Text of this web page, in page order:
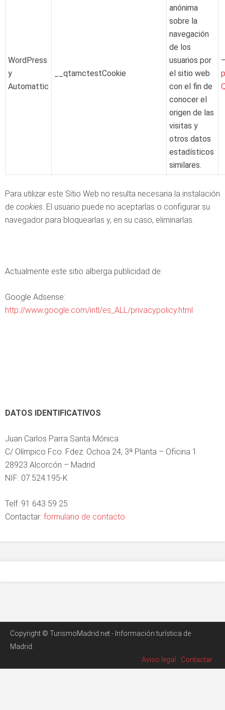
WordPress
y
Automattic
__qtamctestCookie
anónima
sobre la
navegación
de los
usuarios por
el sitio web
con el fin de
conocer el
origen de las
visitas y
otros datos
estadísticos
similares.
Para utilizar este Sitio Web no resulta necesaria la instalación
de cookies. El usuario puede no aceptarlas o configurar su
navegador para bloquearlas y, en su caso, eliminarlas.
Actualmente este sitio alberga publicidad de:
Google Adsense:
http://www.google.com/intl/es_ALL/privacypolicy.html
DATOS IDENTIFICATIVOS
Juan Carlos Parra Santa Mónica
C/ Olímpico Fco. Fdez. Ochoa 24, 3ª Planta – Oficina 1
28923 Alcorcón – Madrid
NIF: 07.524.195-K
Telf: 91 643 59 25
Contactar: formulario de contacto
Copyright © TurismoMadrid.net - Información turística de
Madrid.
Aviso legal
Contactar